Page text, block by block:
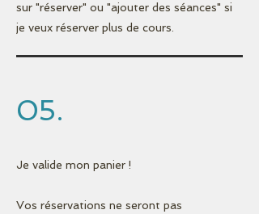
sur "réserver" ou "ajouter des séances" si
je veux réserver plus de cours.
05.
Je valide mon panier !
Vos réservations ne seront pas